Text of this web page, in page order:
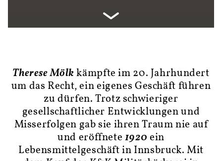
Therese Mölk kämpfte im 20. Jahrhundert
um das Recht, ein eigenes Geschäft führen
zu dürfen. Trotz schwieriger
gesellschaftlicher Entwicklungen und
Misserfolgen gab sie ihren Traum nie auf
und eröffnete 1920 ein
Lebensmittelgeschäft in Innsbruck. Mit